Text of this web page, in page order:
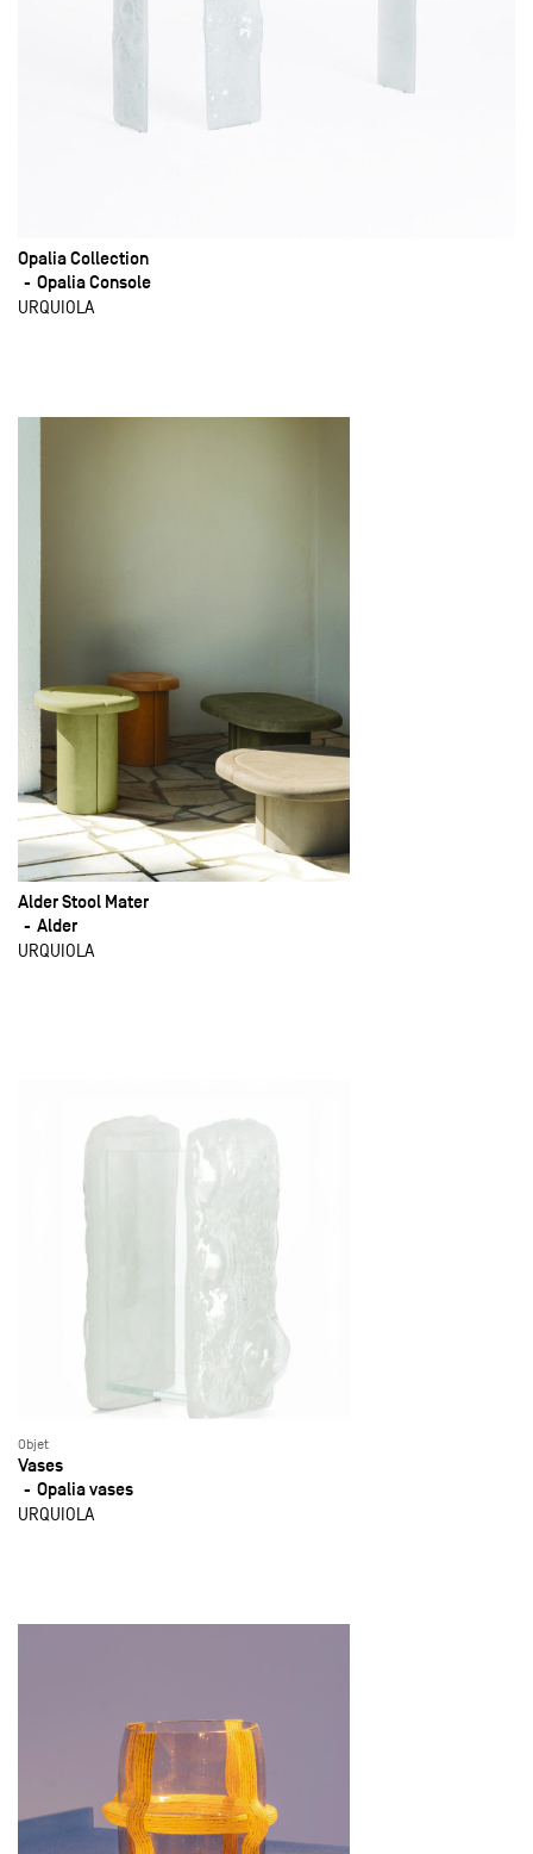
Opalia Collection
Opalia Console
URQUIOLA
Alder Stool Mater
Alder
URQUIOLA
Objet
Vases
Opalia vases
URQUIOLA